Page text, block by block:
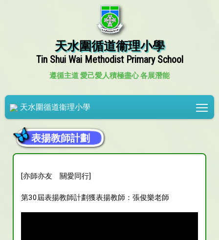
天水圍循道衞理小學
Tin Shui Wai Methodist Primary School
遵循主道 愛己愛人積極盡心 各展潛能
天水圍循道衞理小學
表揚教師計劃
[亦師亦友 關愛同行]
第30屆表揚教師計劃獲表揚教師：張俊樂老師